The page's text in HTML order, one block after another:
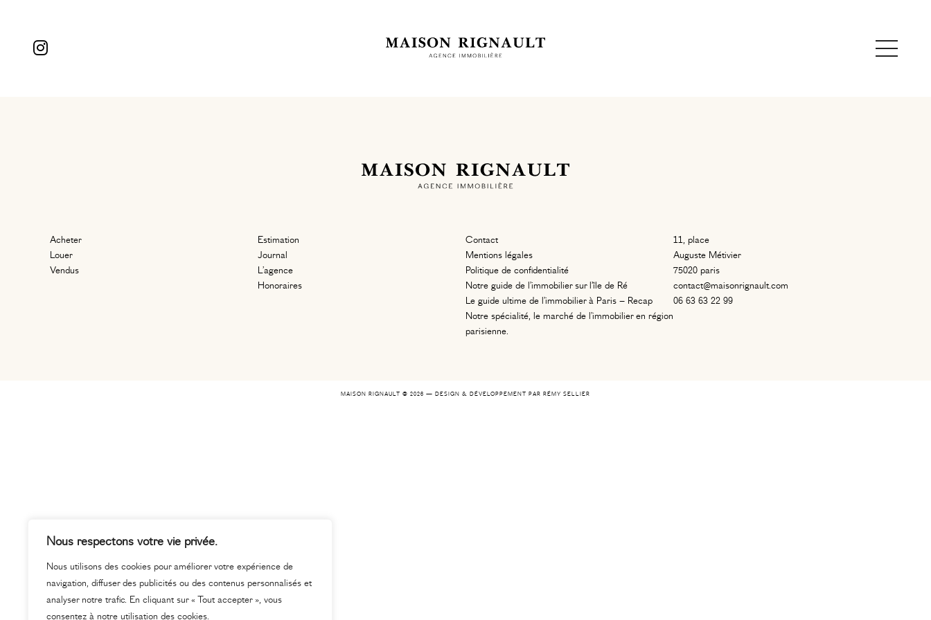
Nous respectons votre vie privée.
Nous utilisons des cookies pour améliorer votre expérience de
navigation, diffuser des publicités ou des contenus personnalisés et
analyser notre trafic. En cliquant sur « Tout accepter », vous
consentez à notre utilisation des cookies.
Acheter
Louer
Vendus
Estimation
Journal
L’agence
Honoraires
Contact
Mentions légales
Politique de confidentialité
Notre guide de l’immobilier sur l’île de Ré
Le guide ultime de l’immobilier à Paris – Recap
Notre spécialité, le marché de l’immobilier en région
parisienne.
11, place
Auguste Métivier
75020 paris
contact@maisonrignault.com
06 63 63 22 99
MAISON RIGNAULT © 2026 — DESIGN & DÉVELOPPEMENT PAR RÉMY SELLIER